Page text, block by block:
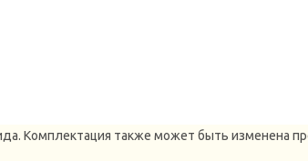
Комплектация также может быть изменена